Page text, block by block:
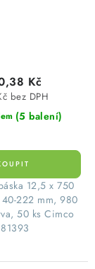
(5 balení)
bez DPH
Kč
12,5 x 750
40-222 mm, 980
50 ks Cimco